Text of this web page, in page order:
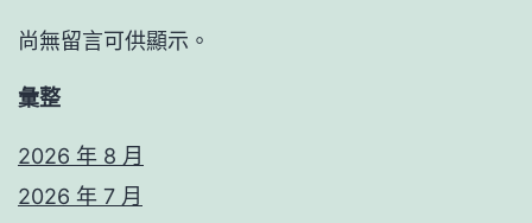
尚無留言可供顯示。
彙整
2026 年 8 月
2026 年 7 月